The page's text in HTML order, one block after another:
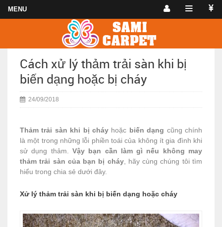
Cách xử lý thảm trải sàn khi bị
biến dạng hoặc bị cháy
24/09/2018
Thảm trải sàn khi bị cháy hoặc biến dạng cũng chính
là một trong những lỗi phiền toái của không ít gia đình khi
sử dụng thảm. Vậy bạn cần làm gì nếu không may
thảm trải sàn của bạn bị cháy, hãy cùng chúng tôi tìm
hiểu trong chia sẻ dưới đây.
Xử lý thảm trải sàn khi bị biến dạng hoặc cháy